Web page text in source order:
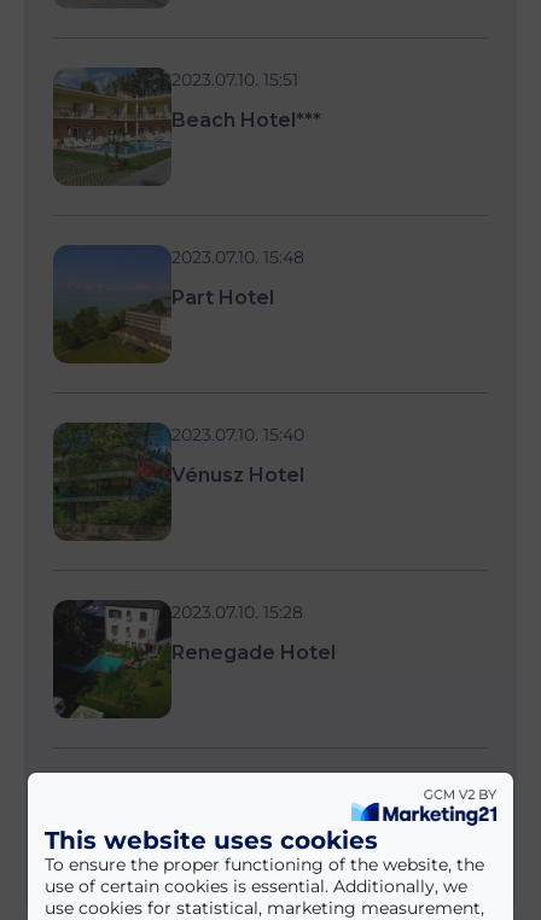
2023.07.10. 15:51
Beach Hotel***
2023.07.10. 15:48
Part Hotel
2023.07.10. 15:40
Vénusz Hotel
2023.07.10. 15:28
Renegade Hotel
Piknik Wellness Hotel ***
This website uses cookies
To ensure the proper functioning of the website, the
use of certain cookies is essential. Additionally, we
use cookies for statistical, marketing measurement,